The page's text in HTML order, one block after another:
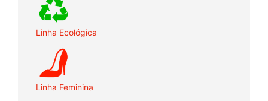
Linha Ecológica
Linha Feminina